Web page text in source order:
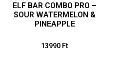
ELF BAR COMBO PRO –
SOUR WATERMELON &
PINEAPPLE
13990 Ft